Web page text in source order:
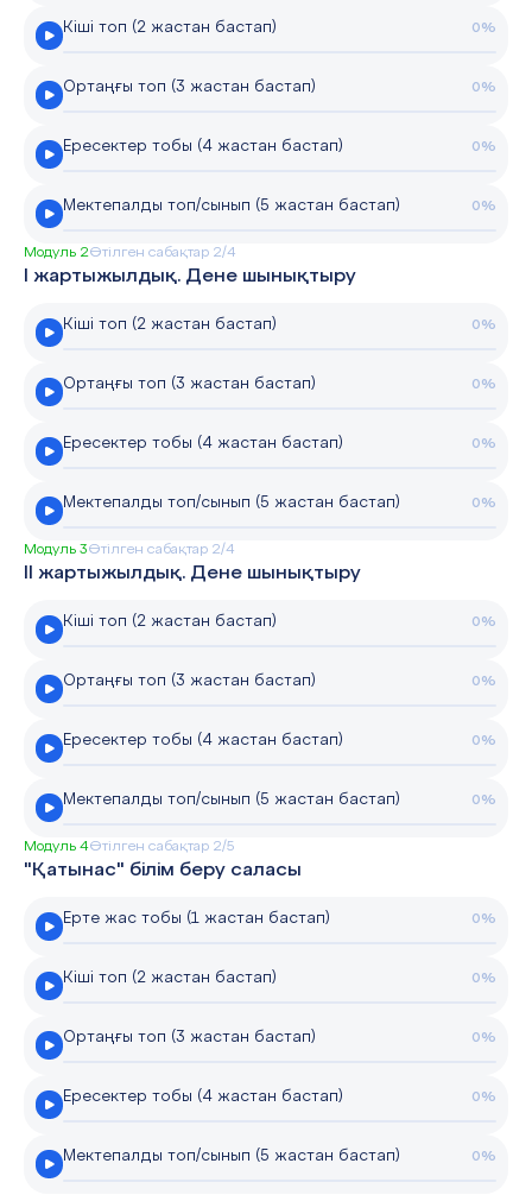
Кіші топ (2 жастан бастап) 0%
Ортаңғы топ (3 жастан бастап) 0%
Ересектер тобы (4 жастан бастап) 0%
Мектепалды топ/сынып (5 жастан бастап) 0%
Модуль 2Өтілген сабақтар 2/4
I жартыжылдық. Дене шынықтыру
Кіші топ (2 жастан бастап) 0%
Ортаңғы топ (3 жастан бастап) 0%
Ересектер тобы (4 жастан бастап) 0%
Мектепалды топ/сынып (5 жастан бастап) 0%
Модуль 3Өтілген сабақтар 2/4
II жартыжылдық. Дене шынықтыру
Кіші топ (2 жастан бастап) 0%
Ортаңғы топ (3 жастан бастап) 0%
Ересектер тобы (4 жастан бастап) 0%
Мектепалды топ/сынып (5 жастан бастап) 0%
Модуль 4Өтілген сабақтар 2/5
"Қатынас" білім беру саласы
Ерте жас тобы (1 жастан бастап) 0%
Кіші топ (2 жастан бастап) 0%
Ортаңғы топ (3 жастан бастап) 0%
Ересектер тобы (4 жастан бастап) 0%
Мектепалды топ/сынып (5 жастан бастап) 0%